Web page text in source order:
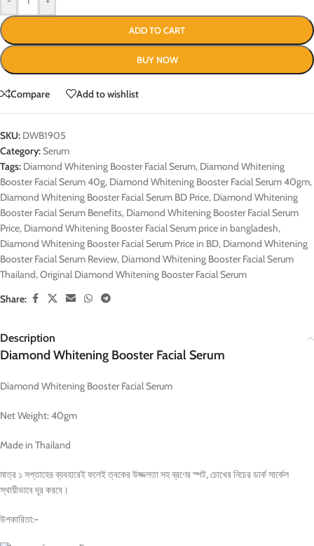
ADD TO CART
BUY NOW
Compare Add to wishlist
SKU: DWB1905
Category:Serum
Tags: Diamond Whitening Booster Facial Serum, Diamond Whitening
Booster Facial Serum 40g, Diamond Whitening Booster Facial Serum 40gm,
Diamond Whitening Booster Facial Serum BD Price, Diamond Whitening
Booster Facial Serum Benefits, Diamond Whitening Booster Facial Serum
Price, Diamond Whitening Booster Facial Serum price in bangladesh,
Diamond Whitening Booster Facial Serum Price in BD, Diamond Whitening
Booster Facial Serum Review, Diamond Whitening Booster Facial Serum
Thailand,Original Diamond Whitening Booster Facial Serum
Share:
Description
Diamond Whitening Booster Facial Serum
Diamond Whitening Booster Facial Serum
Net Weight: 40gm
Made in Thailand
মাত্র ১ সপ্তাহের ব্যবহারেই ফলেই ত্বকের উজ্জলতা সহ ব্রণের স্পট, চোখের নিচের ডার্ক সার্কেল
স্থায়ীভাবে দূর করবে।
উপকারিতা:-